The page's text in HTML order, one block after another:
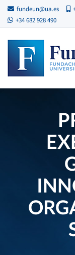
fundeun@ua.es
+34 682 928 490